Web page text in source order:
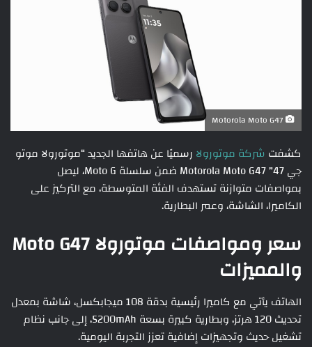
كشفت شركة موتورولا رسميًا عن هاتفها الجديد “موتورولا موتو
جي 47” Motorola Moto G47 ضمن سلسلة Moto G، ليصل
بمواصفات متوازنة تستهدف الفئة المتوسطة، مع التركيز على
الكاميرا، الشاشة، وعمر البطارية.
سعر ومواصفات موتورولا Moto G47
والمميزات
الهاتف يأتي مع كاميرا رئيسية بدقة 108 ميجابكسل، شاشة بمعدل
تحديث 120 هرتز، وبطارية كبيرة بسعة 5200mAh، إلى جانب نظام
تشغيل حديث وتجهيزات إضافية تعزز التجربة اليومية.